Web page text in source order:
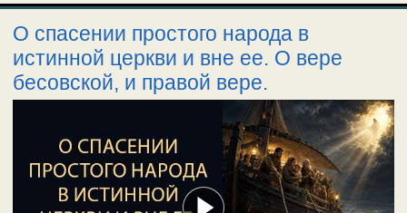
О спасении простого народа в
истинной церкви и вне ее. О вере
бесовской, и правой вере.